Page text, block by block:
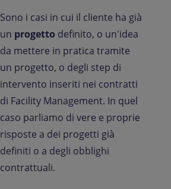
Sono i casi in cui il cliente ha già
un progetto definito, o un'idea
da mettere in pratica tramite
un progetto, o degli step di
intervento inseriti nei contratti
di Facility Management. In quel
caso parliamo di vere e proprie
risposte a dei progetti già
definiti o a degli obblighi
contrattuali.